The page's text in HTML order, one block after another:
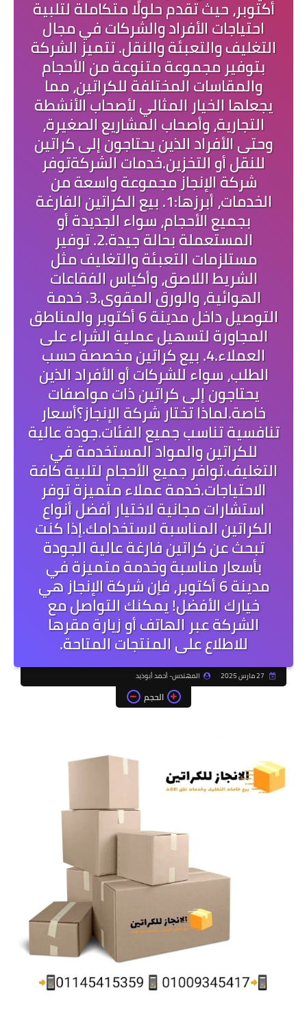
أكتوبر، حيث تقدم حلولًا متكاملة لتلبية
احتياجات الأفراد والشركات في مجال
التغليف والتعبئة والنقل. تتميز الشركة
بتوفير مجموعة متنوعة من الأحجام
والمقاسات المختلفة للكراتين، مما
يجعلها الخيار المثالي لأصحاب الأنشطة
التجارية، وأصحاب المشاريع الصغيرة،
وحتى الأفراد الذين يحتاجون إلى كراتين
للنقل أو التخزين.خدمات الشركةتوفر
شركة الإنجاز مجموعة واسعة من
الخدمات، أبرزها:1. بيع الكراتين الفارغة
بجميع الأحجام، سواء الجديدة أو
المستعملة بحالة جيدة.2. توفير
مستلزمات التعبئة والتغليف مثل
الشريط اللاصق، وأكياس الفقاعات
الهوائية، والورق المقوى.3. خدمة
التوصيل داخل مدينة 6 أكتوبر والمناطق
المجاورة لتسهيل عملية الشراء على
العملاء.4. بيع كراتين مخصصة حسب
الطلب، سواء للشركات أو الأفراد الذين
يحتاجون إلى كراتين ذات مواصفات
خاصة.لماذا تختار شركة الإنجاز؟أسعار
تنافسية تناسب جميع الفئات.جودة عالية
للكراتين والمواد المستخدمة في
التغليف.توافر جميع الأحجام لتلبية كافة
الاحتياجات.خدمة عملاء متميزة توفر
استشارات مجانية لاختيار أفضل أنواع
الكراتين المناسبة لاستخدامك.إذا كنت
تبحث عن كراتين فارغة عالية الجودة
بأسعار مناسبة وخدمة متميزة في
مدينة 6 أكتوبر، فإن شركة الإنجاز هي
خيارك الأفضل! يمكنك التواصل مع
الشركة عبر الهاتف أو زيارة مقرها
للاطلاع على المنتجات المتاحة.
المهندس- أحمد أبوذيد
الحجم